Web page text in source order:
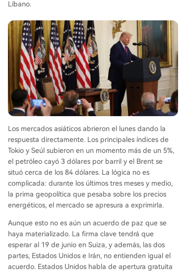
Líbano.
Los mercados asiáticos abrieron el lunes dando la
respuesta directamente. Los principales índices de
Tokio y Seúl subieron en un momento más de un 5%,
el petróleo cayó 3 dólares por barril y el Brent se
situó cerca de los 84 dólares. La lógica no es
complicada: durante los últimos tres meses y medio,
la prima geopolítica que pesaba sobre los precios
energéticos, el mercado se apresura a exprimirla.
Aunque esto no es aún un acuerdo de paz que se
haya materializado. La firma clave tendrá que
esperar al 19 de junio en Suiza, y además, las dos
partes, Estados Unidos e Irán, no entienden igual el
acuerdo. Estados Unidos habla de apertura gratuita